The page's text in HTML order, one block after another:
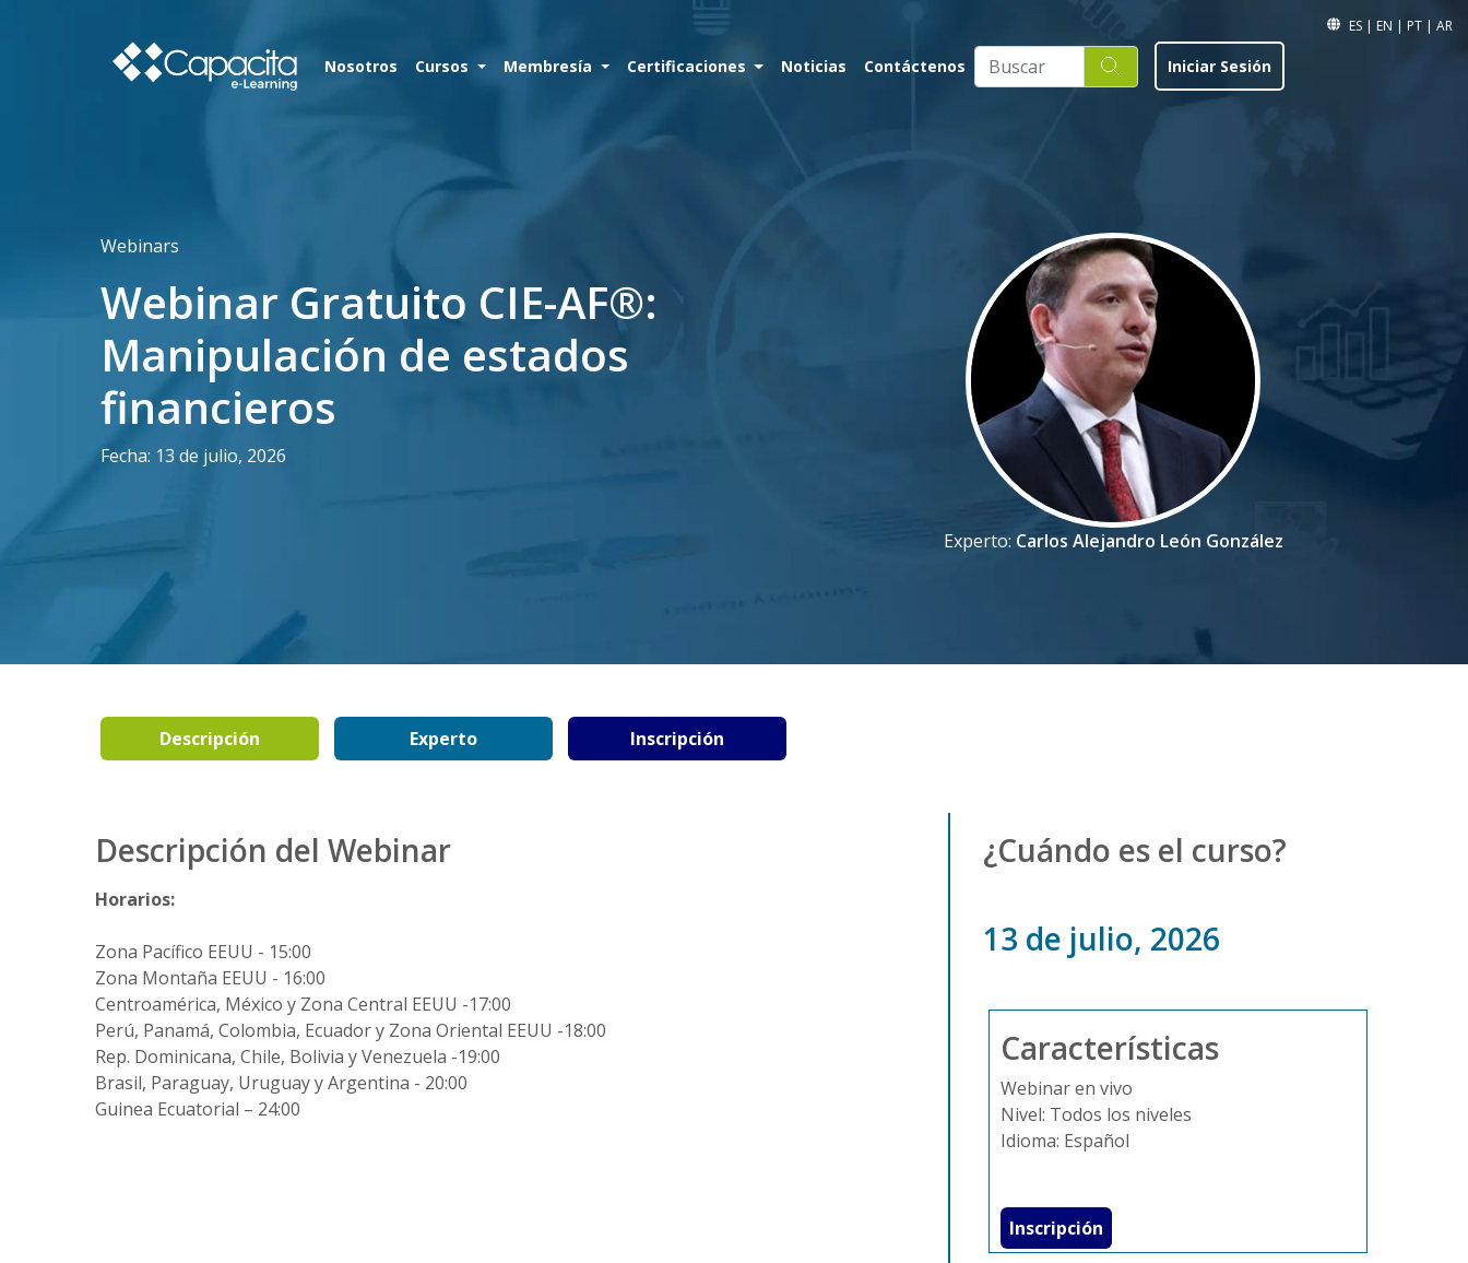
ES | EN | PT | AR
Nosotros Cursos Membresía Certificaciones Noticias Contáctenos Iniciar Sesión
Webinars
Webinar Gratuito CIE-AF®:
Manipulación de estados
financieros
Fecha: 13 de julio, 2026
Experto: Carlos Alejandro León González
Descripción Experto Inscripción
Descripción del Webinar
Horarios:
Zona Pacífico EEUU - 15:00
Zona Montaña EEUU - 16:00
Centroamérica, México y Zona Central EEUU -17:00
Perú, Panamá, Colombia, Ecuador y Zona Oriental EEUU -18:00
Rep. Dominicana, Chile, Bolivia y Venezuela -19:00
Brasil, Paraguay, Uruguay y Argentina - 20:00
Guinea Ecuatorial – 24:00
¿Cuándo es el curso?
13 de julio, 2026
Características
Webinar en vivo
Nivel: Todos los niveles
Idioma: Español
Inscripción